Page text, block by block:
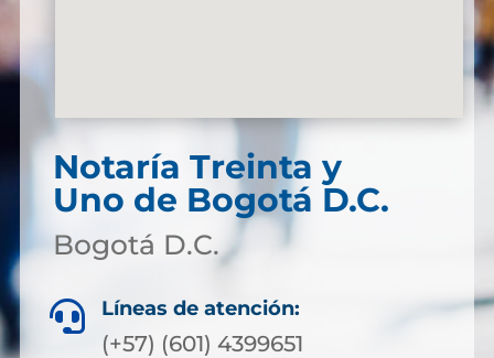
Notaría Treinta y
Uno de Bogotá D.C.
Bogotá D.C.
 Líneas de atención:
(+57) (601) 4399651